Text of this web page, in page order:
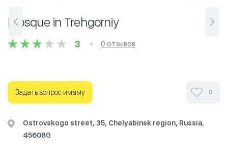
Mosque in Trehgorniy
3 0 отзывов
Задать вопрос имаму 0
Ostrovskogo street, 35, Chelyabinsk region, Russia,
456080